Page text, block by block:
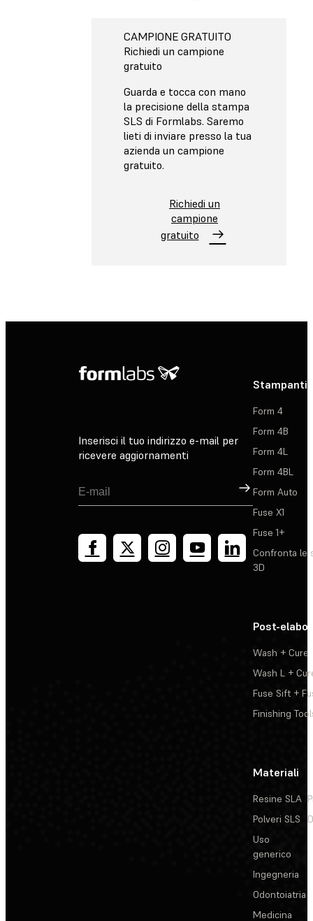
CAMPIONE GRATUITO
Richiedi un campione
gratuito
Guarda e tocca con mano
la precisione della stampa
SLS di Formlabs. Saremo
lieti di inviare presso la tua
azienda un campione
gratuito.
Richiedi un
campione
gratuito
Inserisci il tuo indirizzo e-mail per
ricevere aggiornamenti
Registrati
Stampanti
Form 4
Form 4B
Form 4L
Form 4BL
Form Auto
Fuse X1
Fuse 1+
Confronta le
3D
Post-
Wash + Cure
Wash L +
Fuse Sift +
Finishing
Materiali
Resine SLA
Polveri SLS
Uso
generico
Ingegneria
Odontoiatria
Medicina